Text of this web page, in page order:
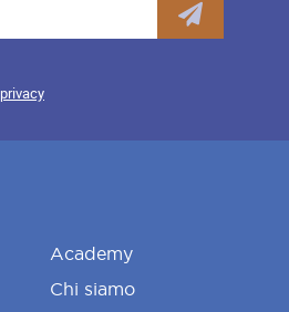
privacy
Academy
Chi siamo